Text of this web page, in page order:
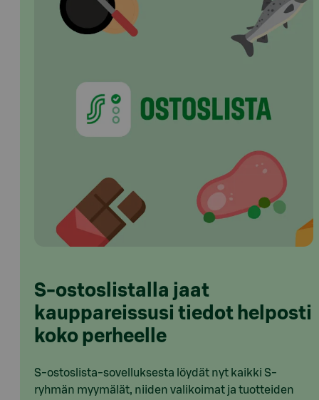
S-ostoslistalla jaat
kauppareissusi tiedot helposti
koko perheelle
S-ostoslista-sovelluksesta löydät nyt kaikki S-
ryhmän myymälät, niiden valikoimat ja tuotteiden